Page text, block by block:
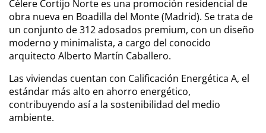
Célere Cortijo Norte es una promoción residencial de
obra nueva en Boadilla del Monte (Madrid). Se trata de
un conjunto de 312 adosados premium, con un diseño
moderno y minimalista, a cargo del conocido
arquitecto Alberto Martín Caballero.
Las viviendas cuentan con Calificación Energética A, el
estándar más alto en ahorro energético,
contribuyendo así a la sostenibilidad del medio
ambiente.